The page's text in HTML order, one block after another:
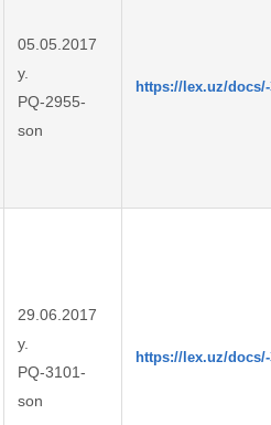
05.05.2017
y.
PQ-2955-
son
https://lex.uz/docs/-
29.06.2017
y.
PQ-3101-
son
https://lex.uz/docs/-